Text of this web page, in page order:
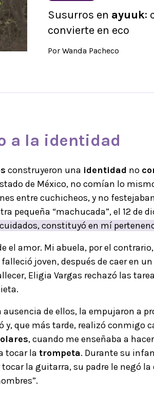
Susurros en ayuuk:
convierte en eco
Por Wanda Pacheco
a la identidad
construyeron una identidad no
de México, no comían lo
entre cuchicheos, y no
pequeña “machucada”, el 12 de
constituyó en mí
el amor. Mi abuela, por el
joven, después de caer en
Eligia Vargas rechazó las
ausencia de ellos, la empujaron a
y, que más tarde, realizó conmigo
, cuando me enseñaba a
tocar la trompeta. Durante su
la guitarra, su padre le negó